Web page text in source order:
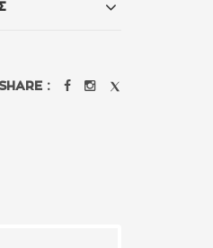
SHARE :